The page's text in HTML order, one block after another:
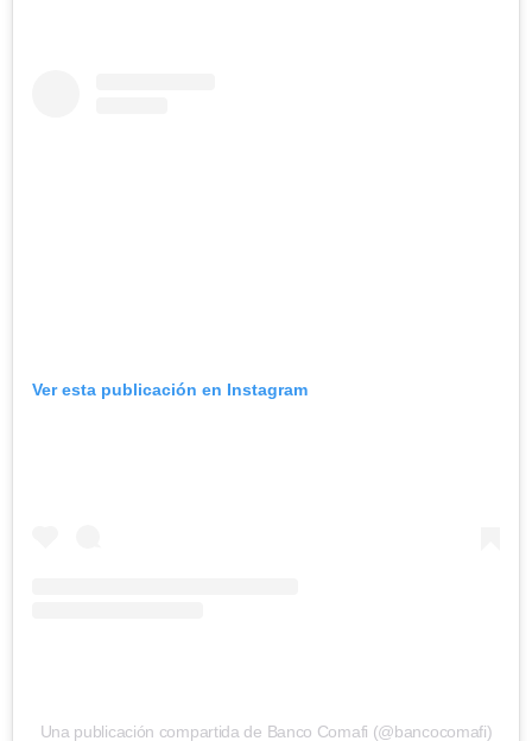
Ver esta publicación en Instagram
Una publicación compartida de Banco Comafi (@bancocomafi)